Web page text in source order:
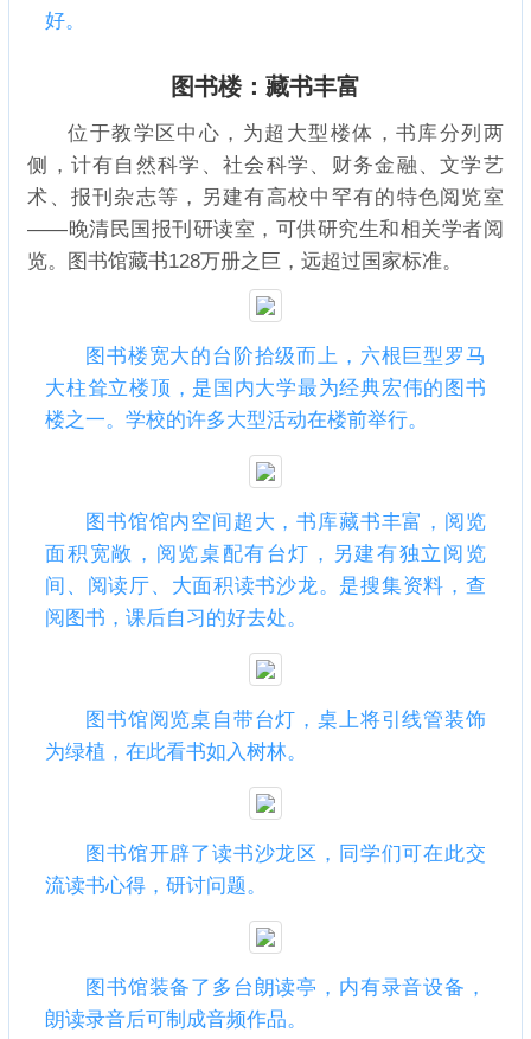
好。
图书楼：藏书丰富
位于教学区中心，为超大型楼体，书库分列两
侧，计有自然科学、社会科学、财务金融、文学艺
术、报刊杂志等，另建有高校中罕有的特色阅览室
——晚清民国报刊研读室，可供研究生和相关学者阅
览。图书馆藏书128万册之巨，远超过国家标准。
图书楼宽大的台阶拾级而上，六根巨型罗马
大柱耸立楼顶，是国内大学最为经典宏伟的图书
楼之一。学校的许多大型活动在楼前举行。
图书馆馆内空间超大，书库藏书丰富，阅览
面积宽敞，阅览桌配有台灯，另建有独立阅览
间、阅读厅、大面积读书沙龙。是搜集资料，查
阅图书，课后自习的好去处。
图书馆阅览桌自带台灯，桌上将引线管装饰
为绿植，在此看书如入树林。
图书馆开辟了读书沙龙区，同学们可在此交
流读书心得，研讨问题。
图书馆装备了多台朗读亭，内有录音设备，
朗读录音后可制成音频作品。